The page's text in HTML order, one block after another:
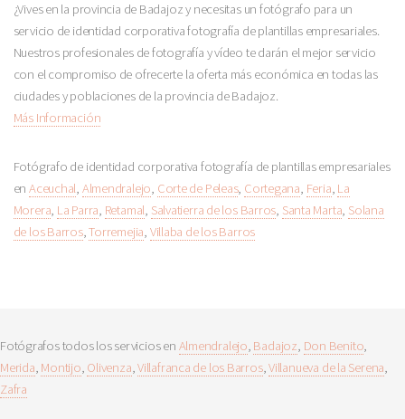
¿Vives en la provincia de Badajoz y necesitas un fotógrafo para un
servicio de identidad corporativa fotografía de plantillas empresariales.
Nuestros profesionales de fotografía y vídeo te darán el mejor servicio
con el compromiso de ofrecerte la oferta más económica en todas las
ciudades y poblaciones de la provincia de Badajoz.
Más Información
Fotógrafo de identidad corporativa fotografía de plantillas empresariales
en Aceuchal, Almendralejo, Corte de Peleas, Cortegana, Feria, La
Morera, La Parra, Retamal, Salvatierra de los Barros, Santa Marta, Solana
de los Barros,Torremejia, Villaba de los Barros
Fotógrafos todos los servicios en Almendralejo, Badajoz, Don Benito,
Merida, Montijo, Olivenza,Villafranca de los Barros,Villanueva de la Serena,
Zafra